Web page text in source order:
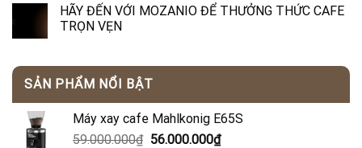
HÃY ĐẾN VỚI MOZANIO ĐỂ THƯỞNG THỨC CAFE
TRỌN VẸN
SẢN PHẨM NỔI BẬT
Máy xay cafe Mahlkonig E65S
59.000.000₫ Giá
56.000.000₫Giá